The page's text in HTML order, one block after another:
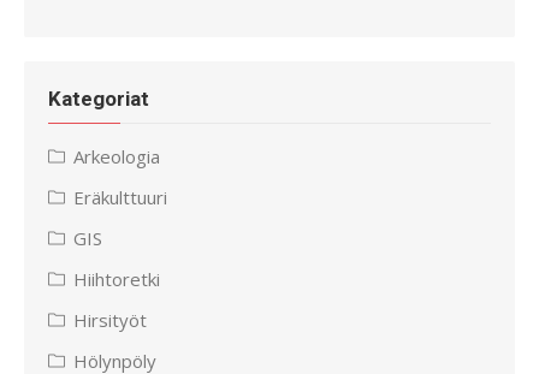
Kategoriat
Arkeologia
Eräkulttuuri
GIS
Hiihtoretki
Hirsityöt
Hölynpöly